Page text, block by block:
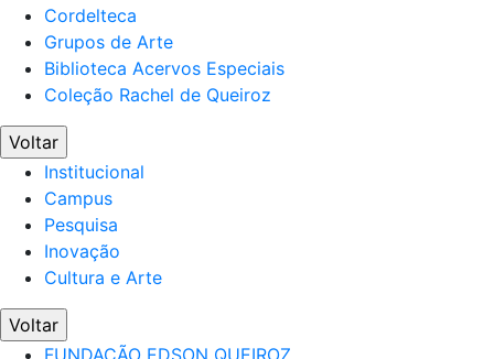
Cordelteca
Grupos de Arte
Biblioteca Acervos Especiais
Coleção Rachel de Queiroz
Voltar
Institucional
Campus
Pesquisa
Inovação
Cultura e Arte
Voltar